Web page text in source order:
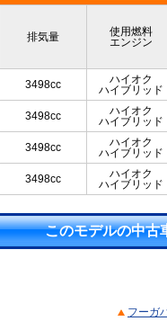
排気量
使用燃料
エンジン
3498cc
ハイオク
ハイブリッド
3498cc
ハイオク
ハイブリッド
3498cc
ハイオク
ハイブリッド
3498cc
ハイオク
ハイブリッド
このモデルの中古
フーガ